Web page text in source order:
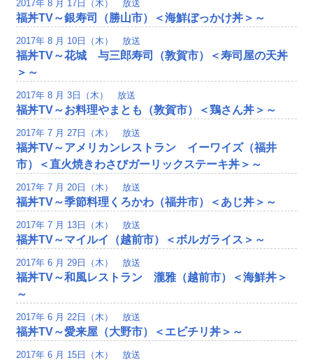
2017年 8 月 17日（木） 放送
福丼TV～銀寿司（勝山市）＜海鮮ぼっかけ丼＞～
2017年 8 月 10日（木） 放送
福丼TV～花城 与三郎寿司（敦賀市）＜寿司屋の天丼
＞～
2017年 8 月 3日（木） 放送
福丼TV～お料理やまとも（敦賀市）＜鶏さん丼＞～
2017年 7 月 27日（木） 放送
福丼TV～アメリカンレストラン イーワイズ（福井
市）＜直火焼きわさびガーリックステーキ丼＞～
2017年 7 月 20日（木） 放送
福丼TV～季節料理くろかわ（福井市）＜あじ丼＞～
2017年 7 月 13日（木） 放送
福丼TV～マイルイ（越前市）＜ボルガライス＞～
2017年 6 月 29日（木） 放送
福丼TV～和風レストラン 瀧雅（越前市）＜海鮮丼＞
～
2017年 6 月 22日（木） 放送
福丼TV～愛来屋（大野市）＜エビチリ丼＞～
2017年 6 月 15日（木） 放送